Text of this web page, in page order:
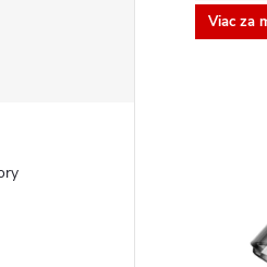
Viac za